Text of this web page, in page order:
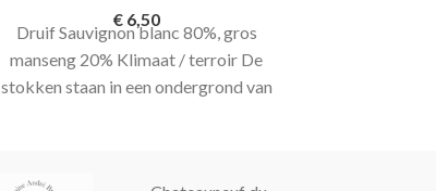
€6,50
Druif Sauvignon blanc 80%, gros
manseng 20% Klimaat / terroir De
stokken staan in een ondergrond van